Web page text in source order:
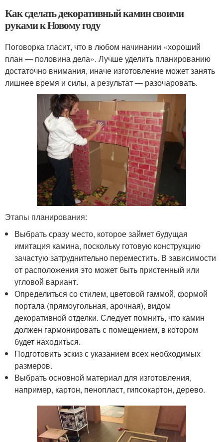
Как сделать декоративный камин своими
руками к Новому году
Поговорка гласит, что в любом начинании «хороший
план — половина дела». Лучше уделить планированию
достаточно внимания, иначе изготовление может занять
лишнее время и силы, а результат — разочаровать.
Этапы планирования:
Выбрать сразу место, которое займет будущая
имитация камина, поскольку готовую конструкцию
зачастую затруднительно переместить. В зависимости
от расположения это может быть пристенный или
угловой вариант.
Определиться со стилем, цветовой гаммой, формой
портала (прямоугольная, арочная), видом
декоративной отделки. Следует помнить, что камин
должен гармонировать с помещением, в котором
будет находиться.
Подготовить эскиз с указанием всех необходимых
размеров.
Выбрать основной материал для изготовления,
например, картон, пенопласт, гипсокартон, дерево.